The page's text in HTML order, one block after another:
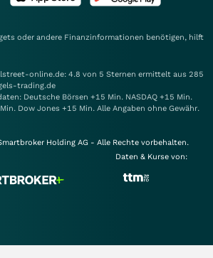
oder andere Finanzinformationen benötigen, hilft
online.de: 4.8 von 5 Sternen ermittelt aus 285
trading.de
Deutsche Börsen +15 Min. NASDAQ +15 Min.
Dow Jones +15 Min. Alle Angaben ohne Gewähr.
Holding AG - Alle Rechte vorbehalten.
Daten & Kurse von: